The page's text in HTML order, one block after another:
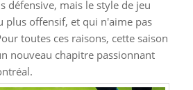
défensive, mais le style de jeu
plus offensif, et qui n'aime pas
toutes ces raisons, cette saison
nouveau chapitre passionnant